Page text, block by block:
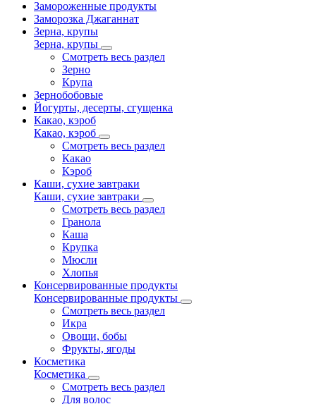
Замороженные продукты
Заморозка Джаганнат
Зерна, крупы
Зерна, крупы
Смотреть весь раздел
Зерно
Крупа
Зернобобовые
Йогурты, десерты, сгущенка
Какао, кэроб
Какао, кэроб
Смотреть весь раздел
Какао
Кэроб
Каши, сухие завтраки
Каши, сухие завтраки
Смотреть весь раздел
Гранола
Каша
Крупка
Мюсли
Хлопья
Консервированные продукты
Консервированные продукты
Смотреть весь раздел
Икра
Овощи, бобы
Фрукты, ягоды
Косметика
Косметика
Смотреть весь раздел
Для волос